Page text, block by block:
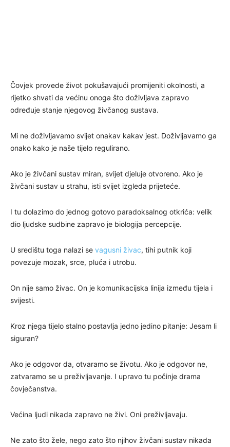
Čovjek provede život pokušavajući promijeniti okolnosti, a
rijetko shvati da većinu onoga što doživljava zapravo
određuje stanje njegovog živčanog sustava.
Mi ne doživljavamo svijet onakav kakav jest. Doživljavamo ga
onako kako je naše tijelo regulirano.
Ako je živčani sustav miran, svijet djeluje otvoreno. Ako je
živčani sustav u strahu, isti svijet izgleda prijeteće.
I tu dolazimo do jednog gotovo paradoksalnog otkrića: velik
dio ljudske sudbine zapravo je biologija percepcije.
U središtu toga nalazi se vagusni živac, tihi putnik koji
povezuje mozak, srce, pluća i utrobu.
On nije samo živac. On je komunikacijska linija između tijela i
svijesti.
Kroz njega tijelo stalno postavlja jedno jedino pitanje: Jesam li
siguran?
Ako je odgovor da, otvaramo se životu. Ako je odgovor ne,
zatvaramo se u preživljavanje. I upravo tu počinje drama
čovječanstva.
Većina ljudi nikada zapravo ne živi. Oni preživljavaju.
Ne zato što žele, nego zato što njihov živčani sustav nikada